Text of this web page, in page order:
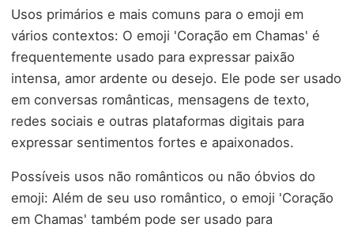
Usos primários e mais comuns para o emoji em
vários contextos: O emoji 'Coração em Chamas' é
frequentemente usado para expressar paixão
intensa, amor ardente ou desejo. Ele pode ser usado
em conversas românticas, mensagens de texto,
redes sociais e outras plataformas digitais para
expressar sentimentos fortes e apaixonados.
Possíveis usos não românticos ou não óbvios do
emoji: Além de seu uso romântico, o emoji 'Coração
em Chamas' também pode ser usado para